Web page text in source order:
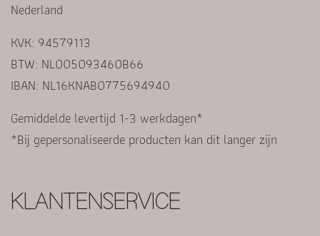
Nederland
KVK: 94579113
BTW: NL005093460B66
IBAN: NL16KNAB0775694940
Gemiddelde levertijd 1-3 werkdagen*
*Bij gepersonaliseerde producten kan dit langer zijn
KLANTENSERVICE